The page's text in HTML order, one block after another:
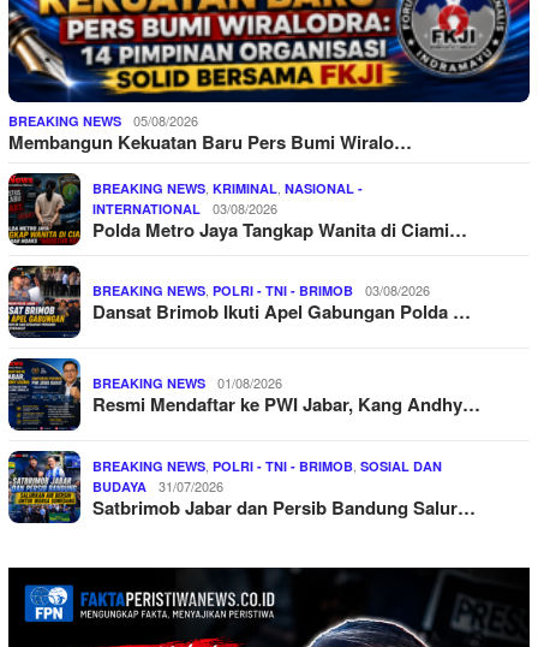
BREAKING NEWS 05/08/2026
Membangun Kekuatan Baru Pers Bumi Wiralo…
BREAKING NEWS, KRIMINAL, NASIONAL -
INTERNATIONAL
03/08/2026
Polda Metro Jaya Tangkap Wanita di Ciami…
BREAKING NEWS, POLRI - TNI - BRIMOB 03/08/2026
Dansat Brimob Ikuti Apel Gabungan Polda …
BREAKING NEWS 01/08/2026
Resmi Mendaftar ke PWI Jabar, Kang Andhy…
BREAKING NEWS, POLRI - TNI - BRIMOB, SOSIAL DAN
BUDAYA
31/07/2026
Satbrimob Jabar dan Persib Bandung Salur…